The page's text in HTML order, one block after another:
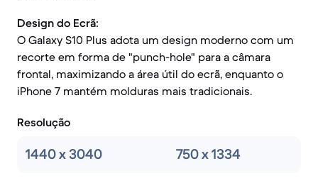
Design do Ecrã:
O Galaxy S10 Plus adota um design moderno com um
recorte em forma de "punch-hole" para a câmara
frontal, maximizando a área útil do ecrã, enquanto o
iPhone 7 mantém molduras mais tradicionais.
Resolução
1440 x 3040 750 x 1334